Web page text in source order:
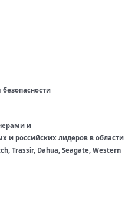
и
российских лидеров в области
Trassir, Dahua, Seagate, Western